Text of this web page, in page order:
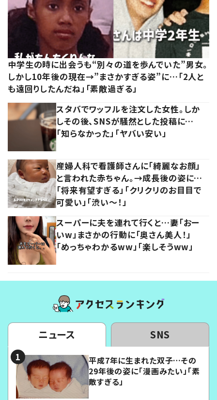
中学生の時に出会うも“別々の道を歩んでいた”男女。
しかし10年後の現在→”まさかすぎる姿”に…「2人と
も遠回りしたんだね」「素敵過ぎる」
スタバでワッフルを注文した女性。しか
しその後、SNSが騒然とした投稿に…
「知らなかった」「ヤバい安い」
産婦人科で看護師さんに「綺麗なお顔」
と言われた赤ちゃん。→成長後の姿に…
「将来有望すぎる」「クリクリのお目目で
可愛い」「渋い～！」
スーパーに夫を連れて行くと…妻「おー
いw」まさかの行動に「奥さん美人！」
「めっちゃわかるww」「楽しそうww」
ニュース SNS
平成7年に生まれた双子…その
29年後の姿に「漫画みたい」「素
敵すぎる」